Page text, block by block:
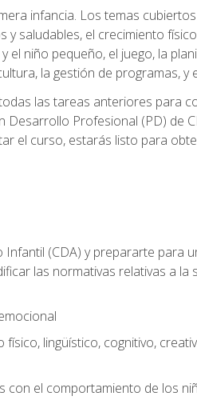
infancia. Los temas
saludables, el crecimiento
el niño pequeño, el juego, la
la gestión de programas, y
las tareas anteriores para
Profesional (PD) de
el curso, estarás listo para
(CDA) y prepararte para
las normativas relativas a la
lingüístico, cognitivo,
con el comportamiento de los